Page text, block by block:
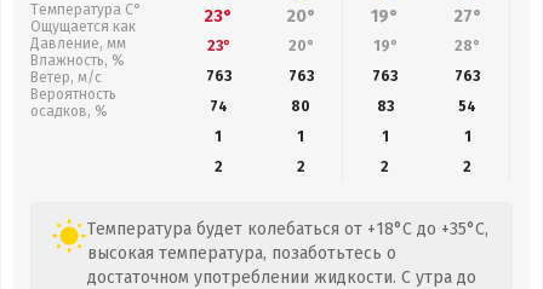
Температура С°
Ощущается как
Давление, мм
Влажность, %
Ветер, м/с
Вероятность
осадков, %
23° 20° 19° 27°
23° 20° 19° 28°
763
763 763 763
74
80 83 54
1
1 1
1
2
2 2 2
Температура будет колебаться от +18°C до +35°C,
высокая температура, позаботьтесь о
достаточном употреблении жидкости. С утра до